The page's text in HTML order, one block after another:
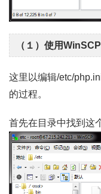
（１）使用
这里以编辑/etc/
的过程。
首先在目录中找到这